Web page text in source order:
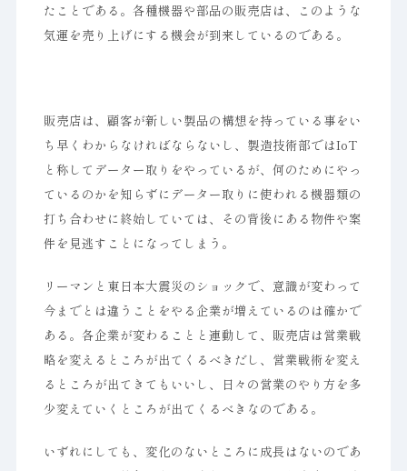
たことである。各種機器や部品の販売店は、このような
気運を売り上げにする機会が到来しているのである。
販売店は、顧客が新しい製品の構想を持っている事をい
ち早くわからなければならないし、製造技術部ではIoT
と称してデーター取りをやっているが、何のためにやっ
ているのかを知らずにデーター取りに使われる機器類の
打ち合わせに終始していては、その背後にある物件や案
件を見逃すことになってしまう。
リーマンと東日本大震災のショックで、意識が変わって
今までとは違うことをやる企業が増えているのは確かで
ある。各企業が変わることと連動して、販売店は営業戦
略を変えるところが出てくるべきだし、営業戦術を変え
るところが出てきてもいいし、日々の営業のやり方を多
少変えていくところが出てくるべきなのである。
いずれにしても、変化のないところに成長はないのであ